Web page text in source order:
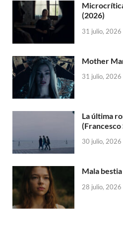
(2026)
31 julio, 2026
Mother
31 julio, 2026
La última
(Francesco
30 julio, 2026
Mala
28 julio, 2026